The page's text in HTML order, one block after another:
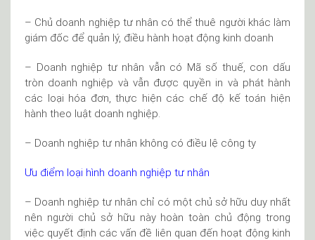
– Chủ doanh nghiệp tư nhân có thể thuê người khác làm
giám đốc để quản lý, điều hành hoạt động kinh doanh
– Doanh nghiệp tư nhân vẫn có Mã số thuế, con dấu
tròn doanh nghiệp và vẫn được quyền in và phát hành
các loại hóa đơn, thực hiện các chế độ kế toán hiện
hành theo luật doanh nghiệp.
– Doanh nghiệp tư nhân không có điều lệ công ty
Ưu điểm loại hình doanh nghiệp tư nhân
– Doanh nghiệp tư nhân chỉ có một chủ sở hữu duy nhất
nên người chủ sở hữu này hoàn toàn chủ động trong
việc quyết định các vấn đề liên quan đến hoạt động kinh